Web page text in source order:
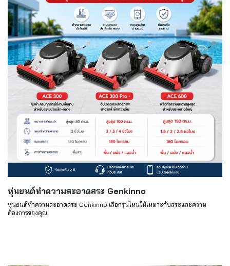
หุ่นยนต์ทำความสะอาดสระ Genkinno
หุ่นยนต์ทำความสะอาดสระ Genkinno เลือกรุ่นไหนให้เหมาะกับสระและความ
ต้องการของคุณ